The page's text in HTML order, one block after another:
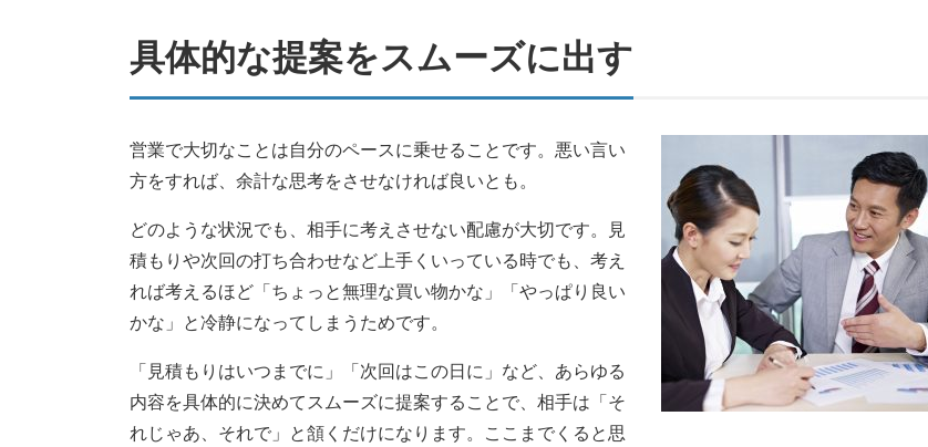
具体的な提案をスムーズに出す
営業で大切なことは自分のペースに乗せることです。悪い言い
方をすれば、余計な思考をさせなければ良いとも。
どのような状況でも、相手に考えさせない配慮が大切です。見
積もりや次回の打ち合わせなど上手くいっている時でも、考え
れば考えるほど「ちょっと無理な買い物かな」「やっぱり良い
かな」と冷静になってしまうためです。
「見積もりはいつまでに」「次回はこの日に」など、あらゆる
内容を具体的に決めてスムーズに提案することで、相手は「そ
れじゃあ、それで」と頷くだけになります。ここまでくると思